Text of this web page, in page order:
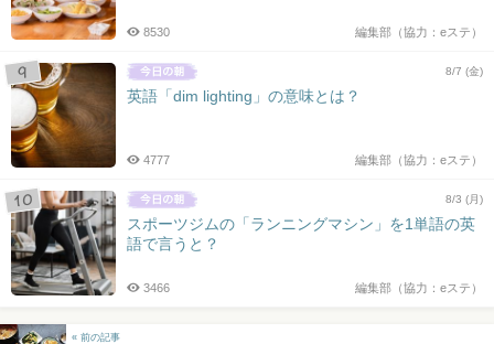
編集部（協力：eステ）
8530
8/7 (金)
英語「dim lighting」の意味とは？
編集部（協力：eステ）
4777
8/3 (月)
スポーツジムの「ランニングマシン」を1単語の英
語で言うと？
編集部（協力：eステ）
3466
« 前の記事